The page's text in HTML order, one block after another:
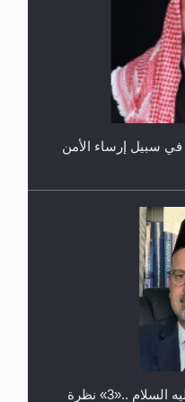
طلاب من مدرسة الحفظ
بنيجيريا لعام
سبيل إرساء الأمن
رأيٌ في لغة المسيح الموعود عليه السلام ..«3» نظرة